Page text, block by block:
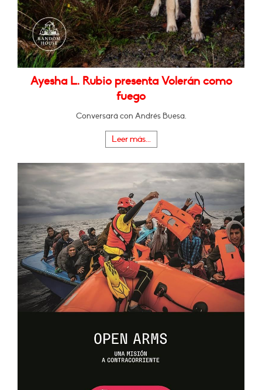
Ayesha L. Rubio presenta Volerán como
fuego
Conversará con Andrés Buesa.
Leer más...